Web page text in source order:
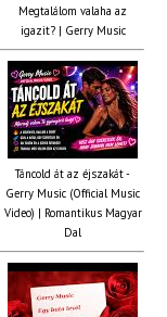
Megtalálom valaha az
igazit? | Gerry Music
Táncold át az éjszakát -
Gerry Music (Official Music
Video) | Romantikus Magyar
Dal